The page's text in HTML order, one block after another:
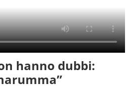
hanno dubbi: